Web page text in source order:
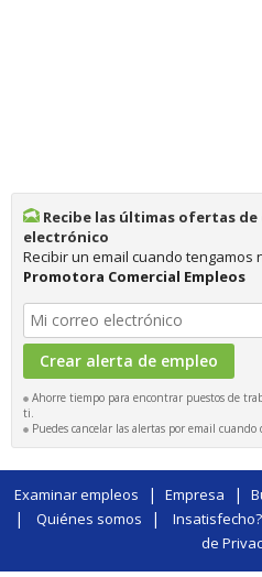
Recibe las últimas ofertas
electrónico
Recibir un email cuando tengamos
Promotora Comercial Empleos
Ahorre tiempo para encontrar puestos de
ti.
Puedes cancelar las alertas por email cuando
Examinar empleos | Empresa |
| Quiénes somos |
de